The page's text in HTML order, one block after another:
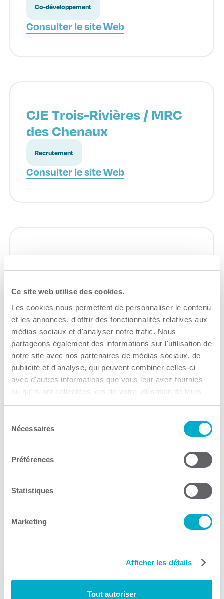
Ce site web utilise des cookies.
Les cookies nous permettent de personnaliser le contenu
et les annonces, d'offrir des fonctionnalités relatives aux
médias sociaux et d'analyser notre trafic. Nous
partageons également des informations sur l'utilisation de
notre site avec nos partenaires de médias sociaux, de
publicité et d'analyse, qui peuvent combiner celles-ci
avec d'autres informations que vous leur avez fournies
ou qu'ils ont collectées lors de votre utilisation de leurs
services.
Nécessaires
Préférences
Statistiques
Marketing
Afficher les détails
Tout autoriser
Co-développement
Consulter le site Web
CJE Trois-Rivières / MRC
des Chenaux
Recrutement
Consulter le site Web
Investissement Québec
SDC du Centre-ville de
Trois-Rivières
Trouver un local – bureau – espace industriel
Consulter le site Web